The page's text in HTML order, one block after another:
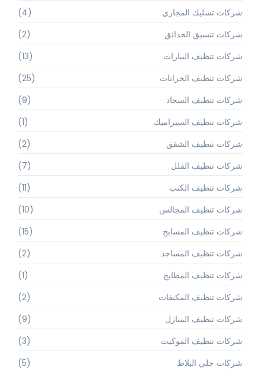
شركات تسليك المجاري
(4)
شركات تنسيق الحدائق
(2)
شركات تنظيف البيارات
(13)
شركات تنظيف الخزانات
(25)
شركات تنظيف السجاد
(9)
شركات تنظيف السيراميك
(1)
شركات تنظيف الشقق
(2)
شركات تنظيف الفلل
(7)
شركات تنظيف الكنب
(11)
شركات تنظيف المجالس
(10)
شركات تنظيف المسابح
(15)
شركات تنظيف المساجد
(2)
شركات تنظيف المطابخ
(1)
شركات تنظيف المكيفات
(2)
شركات تنظيف المنازل
(9)
شركات تنظيف الموكيت
(3)
شركات جلي البلاط
(5)